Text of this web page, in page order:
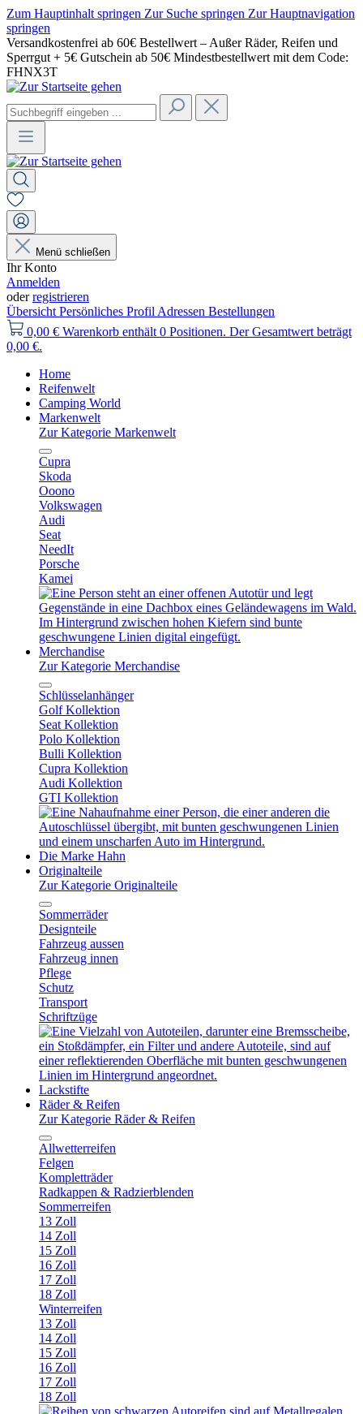
Zum Hauptinhalt springen Zur Suche springen Zur Hauptnavigation
springen
Versandkostenfrei ab 60€ Bestellwert – Außer Räder, Reifen und
Sperrgut + 5€ Gutschein ab 50€ Mindestbestellwert mit dem Code:
FHNX3T
Menü schließen
Ihr Konto
Anmelden
oderregistrieren
Übersicht Persönliches Profil Adressen Bestellungen
0,00 € Warenkorb enthält 0 Positionen. Der Gesamtwert beträgt
0,00 €.
Home
Reifenwelt
Camping World
Markenwelt
Zur Kategorie Markenwelt
Cupra
Skoda
Ooono
Volkswagen
Audi
Seat
NeedIt
Porsche
Kamei
Merchandise
Zur Kategorie Merchandise
Schlüsselanhänger
Golf Kollektion
Seat Kollektion
Polo Kollektion
Bulli Kollektion
Cupra Kollektion
Audi Kollektion
GTI Kollektion
Die Marke Hahn
Originalteile
Zur Kategorie Originalteile
Sommerräder
Designteile
Fahrzeug aussen
Fahrzeug innen
Pflege
Schutz
Transport
Schriftzüge
Lackstifte
Räder & Reifen
Zur Kategorie Räder & Reifen
Allwetterreifen
Felgen
Kompletträder
Radkappen & Radzierblenden
Sommerreifen
13 Zoll
14 Zoll
15 Zoll
16 Zoll
17 Zoll
18 Zoll
Winterreifen
13 Zoll
14 Zoll
15 Zoll
16 Zoll
17 Zoll
18 Zoll